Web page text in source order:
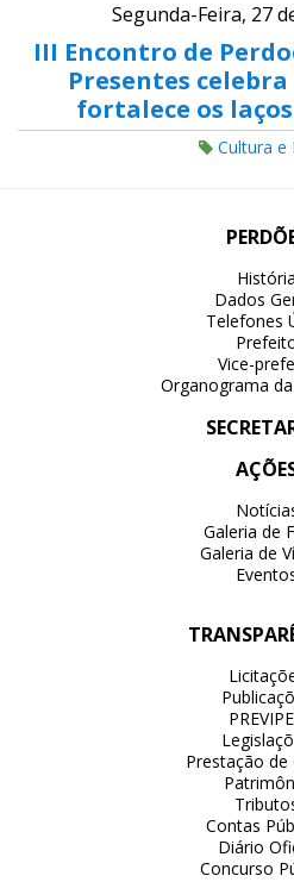
Segunda-Feira, 27
III Encontro de
Presentes
fortalece os
Cultura e
História
Dados
Telefones
Vice-
Organograma
Galeria de
Galeria de
Prestação de
Contas
Diário
Concurso